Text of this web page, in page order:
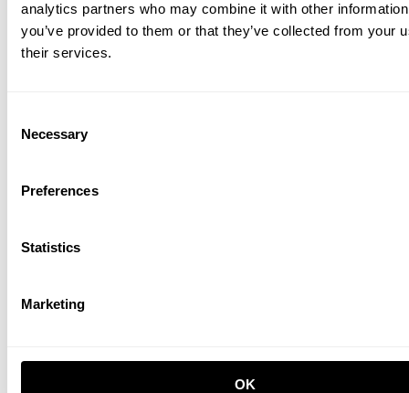
analytics partners who may combine it with other
you’ve provided to them or that they’ve collected from your
their services.
Selection
Necessary
Preferences
Statistics
Marketing
OK
Schwarz gebeizte Esche/Schwarz